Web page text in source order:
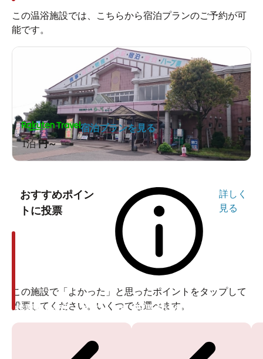
この温浴施設では、こちらから宿泊プランのご予約が可
能です。
1泊円～
宿泊プランを見る
おすすめポイン
トに投票
詳しく
見る
この施設で「よかった」と思ったポイントをタップして
投票してください。いくつでも選べます。
投票ありがとうございます 投票ありがとうございます